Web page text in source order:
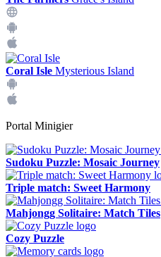
Coral Isle Mysterious Island
Portal Minigier
Sudoku Puzzle: Mosaic Journey
Triple match: Sweet Harmony
Mahjongg Solitaire: Match Tiles
Cozy Puzzle